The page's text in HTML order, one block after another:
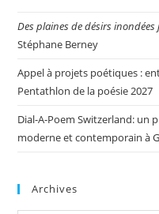
Des plaines de désirs inondées
Stéphane Berney
Appel à projets poétiques :
Pentathlon de la poésie 2027
Dial-A-Poem Switzerland: un
moderne et contemporain à
Archives